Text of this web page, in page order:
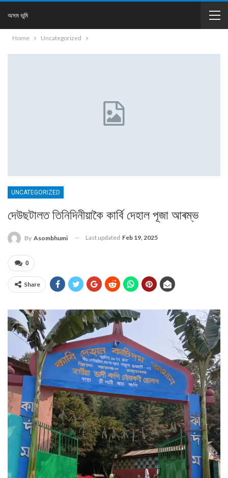
অসম ভূমি
Home Uncategorized
UNCATEGORIZED
দেউছটালত তিনিদিনীয়াকৈ কার্বি দেহাল পূজা আৰম্ভ
By Asombhumi Last updated Feb 19, 2025
0
Share